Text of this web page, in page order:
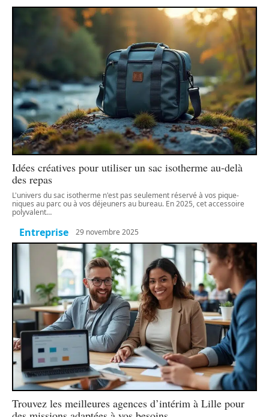
Idées créatives pour utiliser un sac isotherme au-delà
des repas
L'univers du sac isotherme n'est pas seulement réservé à vos pique-
niques au parc ou à vos déjeuners au bureau. En 2025, cet accessoire
polyvalent…
Entreprise 29 novembre 2025
Trouvez les meilleures agences d’intérim à Lille pour